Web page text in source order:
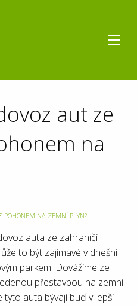
aut ze
na
POHONEM NA ZEMNÍ PLYN?
auta ze zahraničí
to být zajímavé v dnešní
parkem. Dovážíme ze
přestavbou na zemní
tyto auta bývají buď v lepší